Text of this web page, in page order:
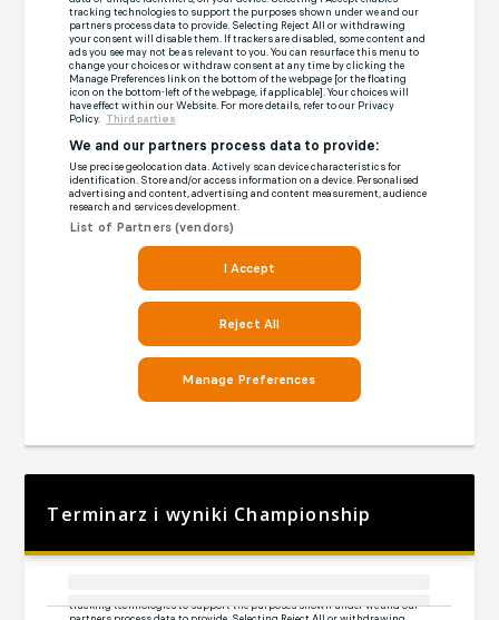
Terminarz i wyniki Championship